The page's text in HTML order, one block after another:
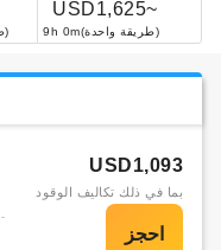
14h 40m(طريقة واحدة)
USD1,625~
9h 0m(طريقة واحدة)
USD1,093
بما في ذلك تكاليف الوقود